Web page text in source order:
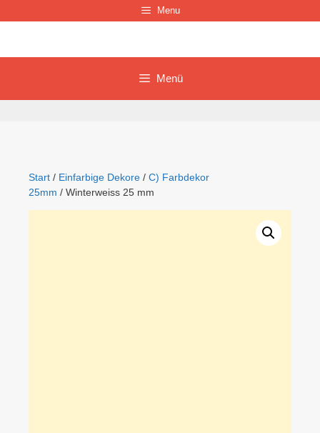
Inhalt
Menu
Menü
Start / Einfarbige Dekore / C) Farbdekor
25mm / Winterweiss 25 mm